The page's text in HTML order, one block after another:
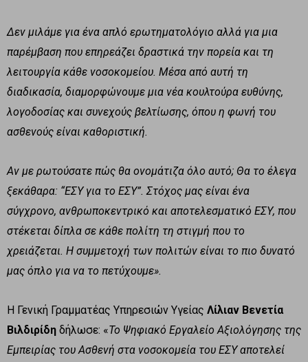
Δεν μιλάμε για ένα απλό ερωτηματολόγιο αλλά για μια
παρέμβαση που επηρεάζει δραστικά την πορεία και τη
λειτουργία κάθε νοσοκομείου. Μέσα από αυτή τη
διαδικασία, διαμορφώνουμε μια νέα κουλτούρα ευθύνης,
λογοδοσίας και συνεχούς βελτίωσης, όπου η φωνή του
ασθενούς είναι καθοριστική.
Αν με ρωτούσατε πώς θα ονομάτιζα όλο αυτό; Θα το έλεγα
ξεκάθαρα: “ΕΣΥ για το ΕΣΥ”. Στόχος μας είναι ένα
σύγχρονο, ανθρωποκεντρικό και αποτελεσματικό ΕΣΥ, που
στέκεται δίπλα σε κάθε πολίτη τη στιγμή που το
χρειάζεται. Η συμμετοχή των πολιτών είναι το πιο δυνατό
μας όπλο για να το πετύχουμε».
H Γενική Γραμματέας Υπηρεσιών Υγείας Λίλιαν Βενετία
Βιλδιρίδη δήλωσε: «Το Ψηφιακό Εργαλείο Αξιολόγησης της
Εμπειρίας του Ασθενή στα νοσοκομεία του ΕΣΥ αποτελεί